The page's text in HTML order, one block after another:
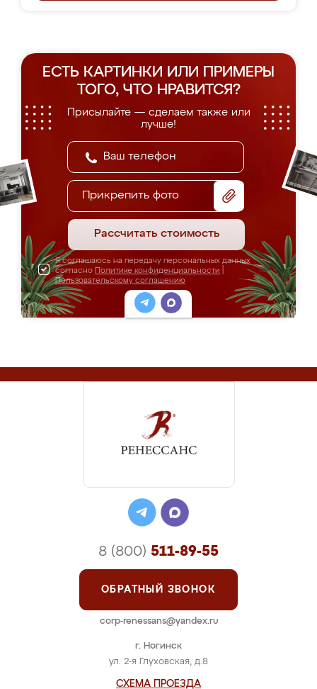
ЕСТЬ КАРТИНКИ ИЛИ ПРИМЕРЫ
ТОГО, ЧТО НРАВИТСЯ?
Присылайте — сделаем также или
лучше!
Прикрепить фото
Рассчитать стоимость
Я соглашаюсь на передачу персональных данных
согласно Политике конфиденциальности
Пользовательскому соглашению
г. Ногинск
ул. 2-я Глуховская, д.8
СХЕМА ПРОЕЗДА
8 (800) 511-89-55
ОБРАТНЫЙ ЗВОНОК
corp-renessans@yandex.ru